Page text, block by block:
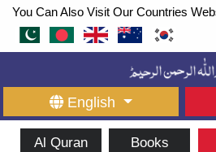
You Can Also Visit Our Countries
English
Al Quran Books